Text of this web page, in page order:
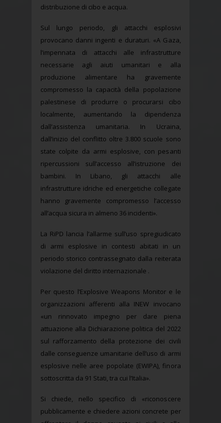
distribuzione di cibo e acqua.
Sul lungo periodo, gli attacchi esplosivi
provocano danni ingenti e duraturi. «A Gaza,
l’impennata di attacchi alle infrastrutture
necessarie agli aiuti umanitari e alla
produzione alimentare ha gravemente
compromesso la capacità della popolazione
palestinese di produrre o procurarsi cibo
localmente, aumentando la dipendenza
dall’assistenza umanitaria. In Ucraina,
dall’inizio del conflitto oltre 3.800 scuole sono
state colpite da armi esplosive, con pesanti
ripercussioni sull’accesso all’istruzione dei
bambini. In Libano, gli attacchi alle
infrastrutture idriche ed energetiche collegate
hanno gravemente compromesso l’accesso
all’acqua sicura in almeno 36 incidenti».
La RiPD lancia l’allarme sull’uso spregiudicato
di armi esplosive in contesti abitati in un
periodo storico contrassegnato dalla reiterata
violazione del diritto internazionale .
Per questo l’Explosive Weapons Monitor e le
organizzazioni afferenti alla INEW invocano
«un rinnovato impegno per dare piena
attuazione alla Dichiarazione politica del 2022
sul rafforzamento della protezione dei civili
dalle conseguenze umanitarie dell’uso di armi
esplosive nelle aree popolate (EWIPA), finora
sottoscritta da 91 Stati, tra cui l’Italia».
Si chiede, nello specifico di «riconoscere
pubblicamente e chiedere azioni concrete per